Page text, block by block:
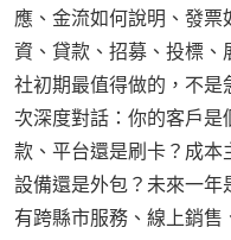
應、金流如何說明、發
資、貸款、招募、投標
社初期最值得做的，不
次深度對話：你的客戶
款、平台還是刷卡？成本
設備還是外包？未來一
有跨縣市服務、線上銷